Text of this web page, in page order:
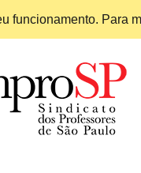
funcionamento. Para